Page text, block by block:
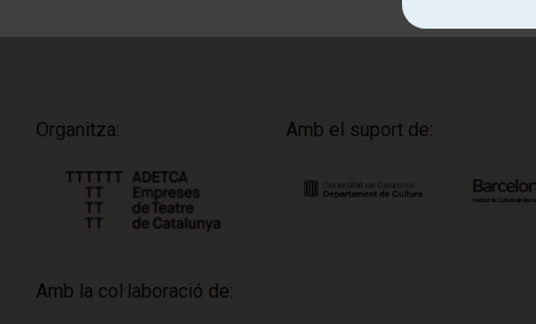
Organitza: Amb el suport de:
Amb la col·laboració de: